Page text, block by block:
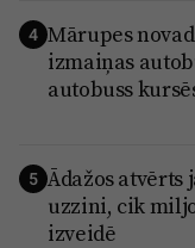
4 Mārupes
izmaiņas
autobuss
5 Ādažos atvērts
uzzini, cik
izveidē